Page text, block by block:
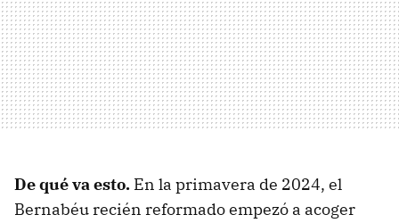
De qué va esto. En la primavera de 2024, el
Bernabéu recién reformado empezó a acoger